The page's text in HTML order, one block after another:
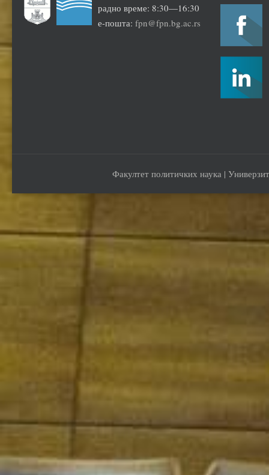
радно време: 8:30—16:30
е-пошта:fpn@fpn.bg.ac.rs
Факултет политичких наука |